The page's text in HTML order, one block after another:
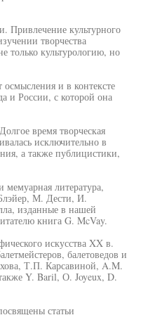
Привлечение культурного
творчества
только культурологию, но
и в контексте
и России, с которой она
время творческая
исключительно в
а также публицистики,
литература,
М. Дести, И.
изданные в нашей
книга G. McVay.
искусства XX в.
балетоведов и
Т.П. Карсавиной, A.M.
Y. Baril, О. Joyeux, D.
статьи